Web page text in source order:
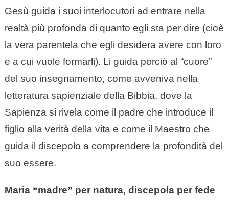
Gesù guida i suoi interlocutori ad entrare nella
realtà più profonda di quanto egli sta per dire (cioè
la vera parentela che egli desidera avere con loro
e a cui vuole formarli). Li guida perciò al “cuore”
del suo insegnamento, come avveniva nella
letteratura sapienziale della Bibbia, dove la
Sapienza si rivela come il padre che introduce il
figlio alla verità della vita e come il Maestro che
guida il discepolo a comprendere la profondità del
suo essere.
Maria “madre” per natura, discepola per fede